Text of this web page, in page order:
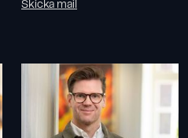
Skicka mail